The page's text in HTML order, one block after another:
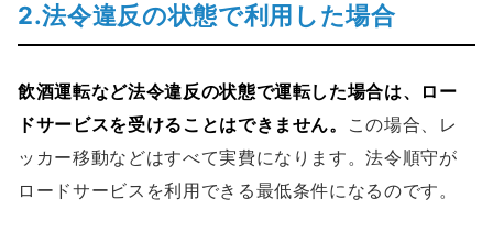
2.法令違反の状態で利用した場合
飲酒運転など法令違反の状態で運転した場合は、ロー
ドサービスを受けることはできません。
この場合、レ
ッカー移動などはすべて実費になります。法令順守が
ロードサービスを利用できる最低条件になるのです。